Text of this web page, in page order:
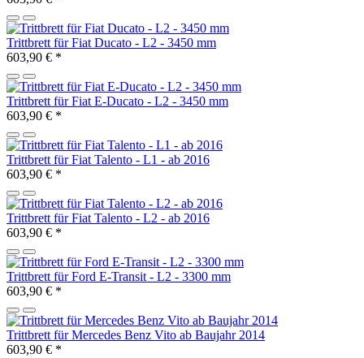
Trittbrett für Fiat Ducato - L2 - 3450 mm
603,90 € *
Trittbrett für Fiat E-Ducato - L2 - 3450 mm
603,90 € *
Trittbrett für Fiat Talento - L1 - ab 2016
603,90 € *
Trittbrett für Fiat Talento - L2 - ab 2016
603,90 € *
Trittbrett für Ford E-Transit - L2 - 3300 mm
603,90 € *
Trittbrett für Mercedes Benz Vito ab Baujahr 2014
603,90 € *